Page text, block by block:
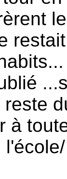
à
l'école/